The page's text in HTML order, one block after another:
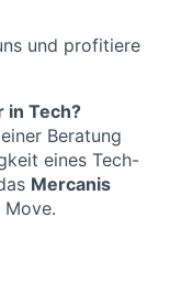
und profitiere
in Tech?
Beratung
eines Tech-
Mercanis